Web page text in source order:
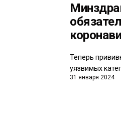
Теперь
уязвимых
31 января 2024